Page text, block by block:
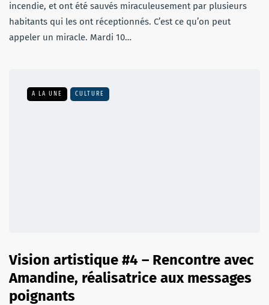
incendie, et ont été sauvés miraculeusement par plusieurs
habitants qui les ont réceptionnés. C’est ce qu’on peut
appeler un miracle. Mardi 10…
A LA UNE CULTURE
Vision artistique #4 – Rencontre avec
Amandine, réalisatrice aux messages
poignants